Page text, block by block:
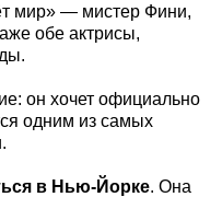
мир» — мистер Фини,
обе актрисы,
он хочет официально
одним из самых
в Нью-Йорке. Она